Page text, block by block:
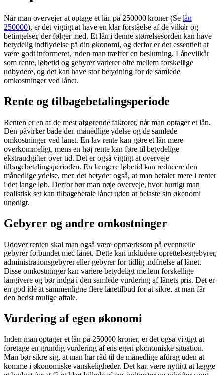
Når man overvejer at optage et lån på 250000 kroner (Se lån
250000), er det vigtigt at have en klar forståelse af de vilkår og
betingelser, der følger med. Et lån i denne størrelsesorden kan have
betydelig indflydelse på din økonomi, og derfor er det essentielt at
være godt informeret, inden man træffer en beslutning. Lånevilkår
som rente, løbetid og gebyrer varierer ofte mellem forskellige
udbydere, og det kan have stor betydning for de samlede
omkostninger ved lånet.
Rente og tilbagebetalingsperiode
Renten er en af de mest afgørende faktorer, når man optager et lån.
Den påvirker både den månedlige ydelse og de samlede
omkostninger ved lånet. En lav rente kan gøre et lån mere
overkommeligt, mens en høj rente kan føre til betydelige
ekstraudgifter over tid. Det er også vigtigt at overveje
tilbagebetalingsperioden. En længere løbetid kan reducere den
månedlige ydelse, men det betyder også, at man betaler mere i renter
i det lange løb. Derfor bør man nøje overveje, hvor hurtigt man
realistisk set kan tilbagebetale lånet uden at belaste sin økonomi
unødigt.
Gebyrer og andre omkostninger
Udover renten skal man også være opmærksom på eventuelle
gebyrer forbundet med lånet. Dette kan inkludere oprettelsesgebyrer,
administrationsgebyrer eller gebyrer for tidlig indfrielse af lånet.
Disse omkostninger kan variere betydeligt mellem forskellige
långivere og bør indgå i den samlede vurdering af lånets pris. Det er
en god idé at sammenligne flere lånetilbud for at sikre, at man får
den bedst mulige aftale.
Vurdering af egen økonomi
Inden man optager et lån på 250000 kroner, er det også vigtigt at
foretage en grundig vurdering af ens egen økonomiske situation.
Man bør sikre sig, at man har råd til de månedlige afdrag uden at
komme i økonomiske vanskeligheder. Det kan være nyttigt at lægge